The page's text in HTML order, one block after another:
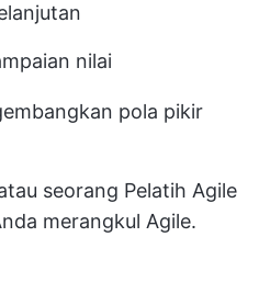
nilai
pola pikir
seorang Pelatih Agile
merangkul Agile.